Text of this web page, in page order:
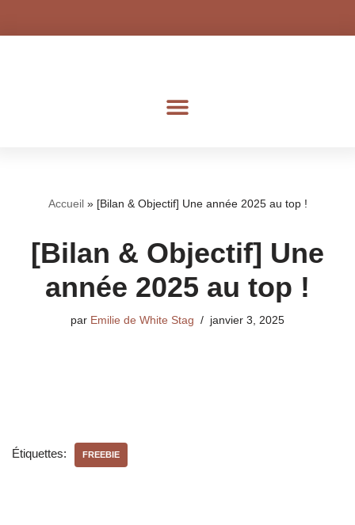
Accueil» [Bilan & Objectif] Une année 2025 au top !
[Bilan & Objectif] Une
année 2025 au top !
par Emilie de White Stag janvier 3, 2025
Étiquettes: FREEBIE